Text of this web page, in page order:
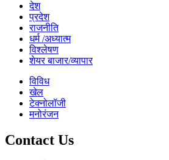
देश
प्रदेश
राजनीति
धर्म /अध्यात्म
विश्लेषण
शेयर बाजार/व्यापार
विविध
खेल
टेक्नोलॉजी
मनोरंजन
Contact Us